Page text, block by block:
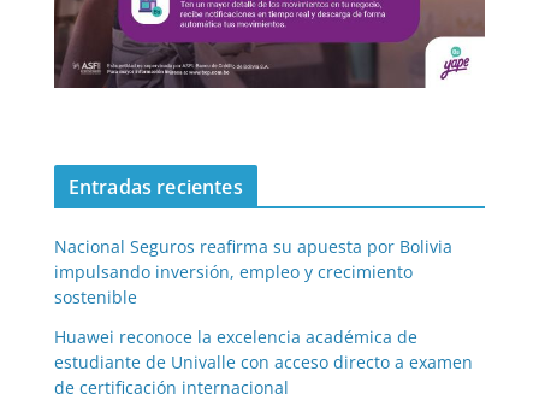
Entradas recientes
Nacional Seguros reafirma su apuesta por Bolivia
impulsando inversión, empleo y crecimiento
sostenible
Huawei reconoce la excelencia académica de
estudiante de Univalle con acceso directo a examen
de certificación internacional